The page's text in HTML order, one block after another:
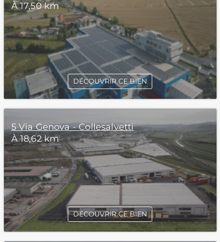
À 17,50 km
DÉCOUVRIR CE BIEN
5 Via Genova - Collesalvetti
À 18,62 km
DÉCOUVRIR CE BIEN